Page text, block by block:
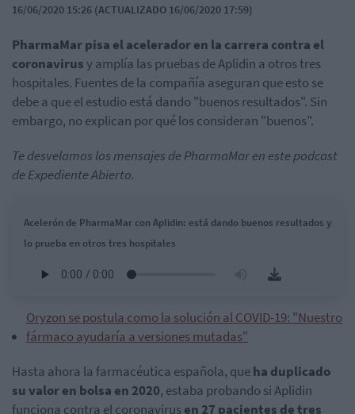
16/06/2020 15:26 (ACTUALIZADO 16/06/2020 17:59)
PharmaMar pisa el acelerador en la carrera contra el
coronavirusy amplía las pruebas de Aplidin a otros tres
hospitales. Fuentes de la compañía aseguran que esto se
debe a que el estudio está dando "buenos resultados". Sin
embargo, no explican por qué los consideran "buenos".
Te desvelamos los mensajes de PharmaMar en este podcast
de Expediente Abierto.
Acelerón de PharmaMar con Aplidin: está dando buenos resultados y
lo prueba en otros tres hospitales
Oryzon se postula como la solución al COVID-19: "Nuestro
fármaco ayudaría a versiones mutadas"
Hasta ahora la farmacéutica española, queha duplicado
su valor en bolsa en 2020, estaba probando siAplidin
funciona contra elcoronavirusen 27 pacientes de tres